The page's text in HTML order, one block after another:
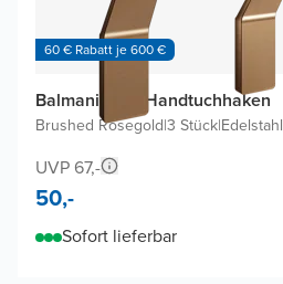
60 € Rabatt je 600 €
Balmani Amo Handtuchhaken
Brushed Rosegold|3 Stück|Edelstahl
UVP 67,-
50,-
Sofort lieferbar